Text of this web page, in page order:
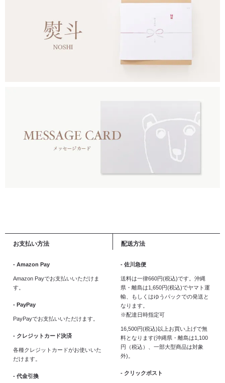
お支払い方法
- Amazon Pay
Amazon Payでお支払いいただけま
す。
- PayPay
PayPayでお支払いいただけます。
- クレジットカード決済
各種クレジットカードがお使いいた
だけます。
- 代金引換
配送方法
- 佐川急便
送料は一律660円(税込)です。沖縄
県・離島は1,650円(税込)でヤマト運
輸、もしくはゆうパックでの発送と
なります。
※配達日時指定可
16,500円(税込)以上お買い上げで無
料となります(沖縄県・離島は1,100
円（税込）、一部大型商品は対象
外)。
- クリックポスト